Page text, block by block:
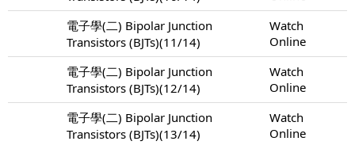
電子學(二) Bipolar Junction
Transistors (BJTs)(11/14)
Watch
Online
電子學(二) Bipolar Junction
Transistors (BJTs)(12/14)
Watch
Online
電子學(二) Bipolar Junction
Transistors (BJTs)(13/14)
Watch
Online